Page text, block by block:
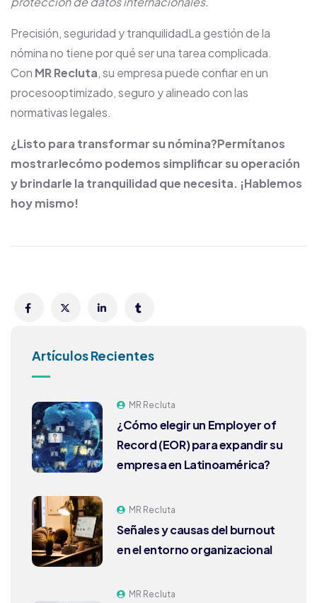
Precisión, seguridad y tranquilidadLa gestión de la
nómina no tiene por qué ser una tarea complicada.
Con MR Recluta, su empresa puede confiar en un
procesooptimizado, seguro y alineado con las
normativas legales.
¿Listo para transformar su nómina?Permítanos
mostrarlecómo podemos simplificar su operación
y brindarle la tranquilidad que necesita. ¡Hablemos
hoy mismo!
Artículos Recientes
MR Recluta
¿Cómo elegir un Employer of
Record (EOR) para expandir su
empresa en Latinoamérica?
MR Recluta
Señales y causas del burnout
en el entorno organizacional
MR Recluta